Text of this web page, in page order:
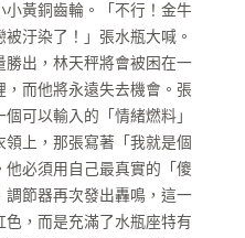
黃銅齒輪。「不行！金牛
汙染了！」張水瓶大喊。
出，林天秤將會被困在一
而他將永遠失去機會。張
可以輸入的「情緒燃料」
上，那張寫著「我就是個
必須用自己最真實的「傻
節器再次發出轟鳴，這一
，而是充滿了水瓶座特有